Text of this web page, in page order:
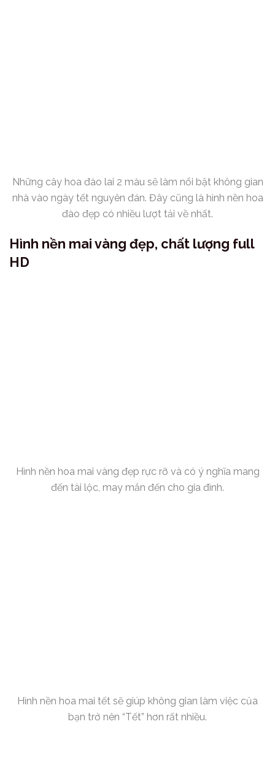
Những cây hoa đào lai 2 màu sẽ làm nổi bật không gian
nhà vào ngày tết nguyên đán. Đây cũng là hình nền hoa
đào đẹp có nhiều lượt tải về nhất.
Hình nền mai vàng đẹp, chất lượng full
HD
Hình nền hoa mai vàng đẹp rực rỡ và có ý nghĩa mang
đến tài lộc, may mắn đến cho gia đình.
Hình nền hoa mai tết sẽ giúp không gian làm việc của
bạn trở nên “Tết” hơn rất nhiều.